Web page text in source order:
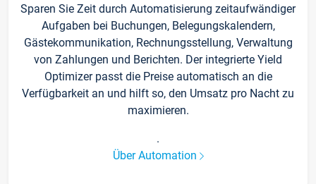
Sparen Sie Zeit durch Automatisierung zeitaufwändiger
Aufgaben bei Buchungen, Belegungskalendern,
Gästekommunikation, Rechnungsstellung, Verwaltung
von Zahlungen und Berichten. Der integrierte Yield
Optimizer passt die Preise automatisch an die
Verfügbarkeit an und hilft so, den Umsatz pro Nacht zu
maximieren.
.
Über Automation